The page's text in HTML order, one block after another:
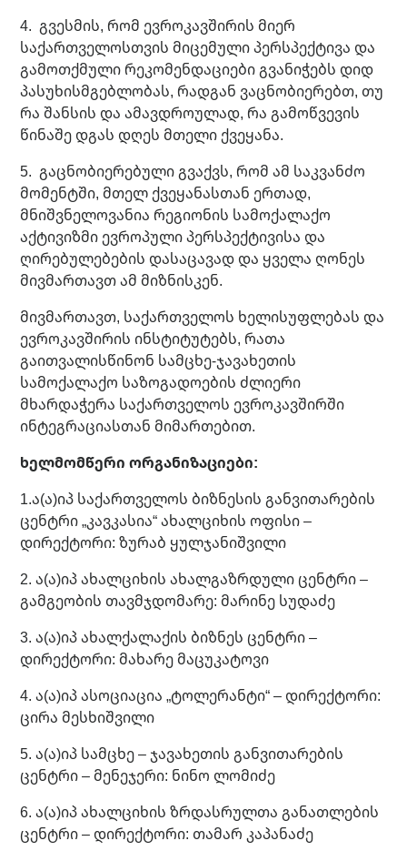
4. გვესმის, რომ ევროკავშირის მიერ
საქართველოსთვის მიცემული პერსპექტივა და
გამოთქმული რეკომენდაციები გვანიჭებს დიდ
პასუხისმგებლობას, რადგან ვაცნობიერებთ, თუ
რა შანსის და ამავდროულად, რა გამოწვევის
წინაშე დგას დღეს მთელი ქვეყანა.
5. გაცნობიერებული გვაქვს, რომ ამ საკვანძო
მომენტში, მთელ ქვეყანასთან ერთად,
მნიშვნელოვანია რეგიონის სამოქალაქო
აქტივიზმი ევროპული პერსპექტივისა და
ღირებულებების დასაცავად და ყველა ღონეს
მივმართავთ ამ მიზნისკენ.
მივმართავთ, საქართველოს ხელისუფლებას და
ევროკავშირის ინსტიტუტებს, რათა
გაითვალისწინონ სამცხე-ჯავახეთის
სამოქალაქო საზოგადოების ძლიერი
მხარდაჭერა საქართველოს ევროკავშირში
ინტეგრაციასთან მიმართებით.
ხელმომწერი ორგანიზაციები:
1.ა(ა)იპ საქართველოს ბიზნესის განვითარების
ცენტრი „კავკასია“ ახალციხის ოფისი –
დირექტორი: ზურაბ ყულჯანიშვილი
2. ა(ა)იპ ახალციხის ახალგაზრდული ცენტრი –
გამგეობის თავმჯდომარე: მარინე სუდაძე
3. ა(ა)იპ ახალქალაქის ბიზნეს ცენტრი –
დირექტორი: მახარე მაცუკატოვი
4. ა(ა)იპ ასოციაცია „ტოლერანტი“ – დირექტორი:
ცირა მესხიშვილი
5. ა(ა)იპ სამცხე – ჯავახეთის განვითარების
ცენტრი – მენეჯერი: ნინო ლომიძე
6. ა(ა)იპ ახალციხის ზრდასრულთა განათლების
ცენტრი – დირექტორი: თამარ კაპანაძე